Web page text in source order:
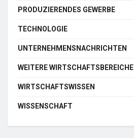
PRODUZIERENDES GEWERBE
TECHNOLOGIE
UNTERNEHMENSNACHRICHTEN
WEITERE WIRTSCHAFTSBEREICHE
WIRTSCHAFTSWISSEN
WISSENSCHAFT